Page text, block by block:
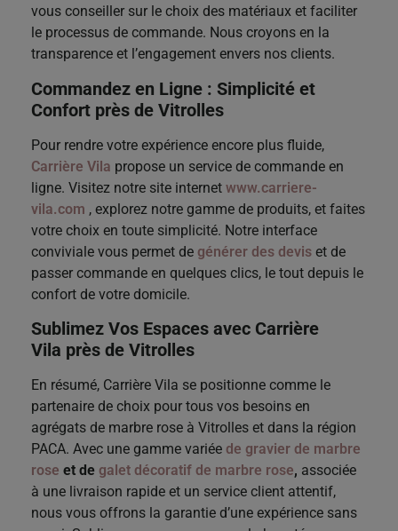
vous conseiller sur le choix des matériaux et faciliter
le processus de commande. Nous croyons en la
transparence et l’engagement envers nos clients.
Commandez en Ligne : Simplicité et
Confort près de Vitrolles
Pour rendre votre expérience encore plus fluide,
Carrière Vila propose un service de commande en
ligne. Visitez notre site internet www.carriere-
vila.com , explorez notre gamme de produits, et faites
votre choix en toute simplicité. Notre interface
conviviale vous permet de générer des devis et de
passer commande en quelques clics, le tout depuis le
confort de votre domicile.
Sublimez Vos Espaces avec Carrière
Vila près de Vitrolles
En résumé, Carrière Vila se positionne comme le
partenaire de choix pour tous vos besoins en
agrégats de marbre rose à Vitrolles et dans la région
PACA. Avec une gamme variée de gravier de marbre
rose et de galet décoratif de marbre rose, associée
à une livraison rapide et un service client attentif,
nous vous offrons la garantie d’une expérience sans